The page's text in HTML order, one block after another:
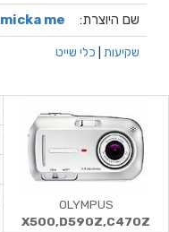
שם היוצרת: micka me
שקיעות כלי שייט
OLYMPUS
X500,D590Z,C470Z